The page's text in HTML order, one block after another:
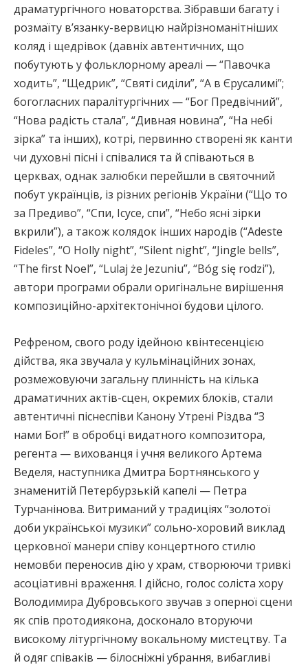
драматургічного новаторства. Зібравши багату і
розмаїту в’язанку-вервицю найрізноманітніших
коляд і щедрівок (давніх автентичних, що
побутують у фольклорному ареалі — “Павочка
ходить”, “Щедрик”, “Святі сиділи”, “А в Єрусалимі”;
богогласних паралітургічних — “Бог Предвічний”,
“Нова радість стала”, “Дивная новина”, “На небі
зірка” та інших), котрі, первинно створені як канти
чи духовні пісні і співалися та й співаються в
церквах, однак залюбки перейшли в святочний
побут українців, із різних регіонів України (“Що то
за Предиво”, “Спи, Ісусе, спи”, “Небо ясні зірки
вкрили”), а також колядок інших народів (“Adeste
Fideles”, “O Holly night”, “Silent night”, “Jingle bells”,
“The first Noel”, “Lulaj że Jezuniu”, “Bóg się rodzi”),
автори програми обрали оригінальне вирішення
композиційно-архітектонічної будови цілого.
Рефреном, свого роду ідейною квінтесенцією
дійства, яка звучала у кульмінаційних зонах,
розмежовуючи загальну плинність на кілька
драматичних актів-сцен, окремих блоків, стали
автентичні піснеспіви Канону Утрені Різдва “З
нами Бог!” в обробці видатного композитора,
регента — вихованця і учня великого Артема
Веделя, наступника Дмитра Бортнянського у
знаменитій Петербурзькій капелі — Петра
Турчанінова. Витриманий у традиціях “золотої
доби української музики” сольно-хоровий виклад
церковної манери співу концертного стилю
немовби переносив дію у храм, створюючи тривкі
асоціативні враження. І дійсно, голос соліста хору
Володимира Дубровського звучав з оперної сцени
як спів протодиякона, досконало вторуючи
високому літургічному вокальному мистецтву. Та
й одяг співаків — білосніжні убрання, вибагливі